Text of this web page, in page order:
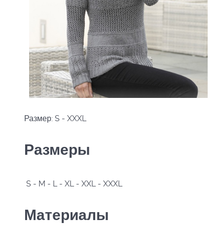
Размер: S - XXXL
Размеры
S - M - L - XL - XXL - XXXL
Материалы